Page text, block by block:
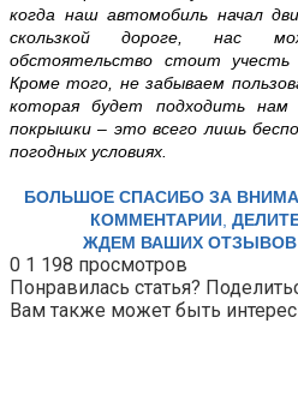
когда наш автомобиль начал
скользкой дороге, нас
обстоятельство стоит
Кроме того, не забываем
которая будет подходить нам
покрышки – это всего лишь
погодных условиях.
БОЛЬШОЕ СПАСИБО ЗА
КОММЕНТАРИИ,
ЖДЕМ ВАШИХ
0 1 198 просмотров
Понравилась статья?
Вам также может быть